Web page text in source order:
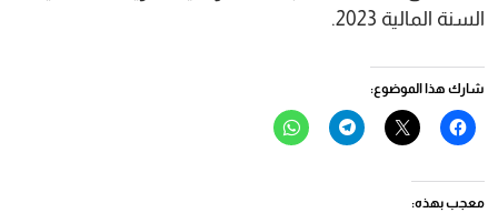
السنة المالية 2023.
شارك هذا الموضوع:
انقر
للمشاركة
(فتح
في
نافذة
النقر
للمشاركة
انقر
للمشاركة
انقر
للمشاركة
معجب بهذه: